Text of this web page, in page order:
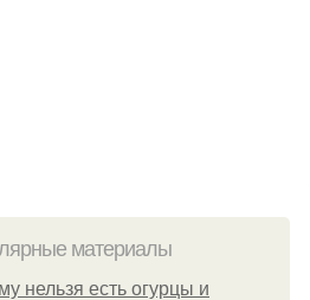
материалы
нельзя есть огурцы и